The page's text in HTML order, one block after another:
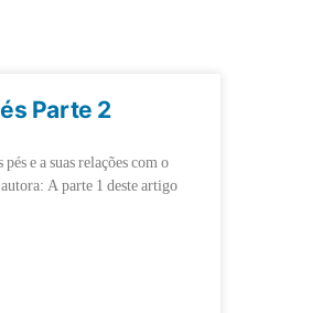
Parte 2
e a suas relações com o
A parte 1 deste artigo